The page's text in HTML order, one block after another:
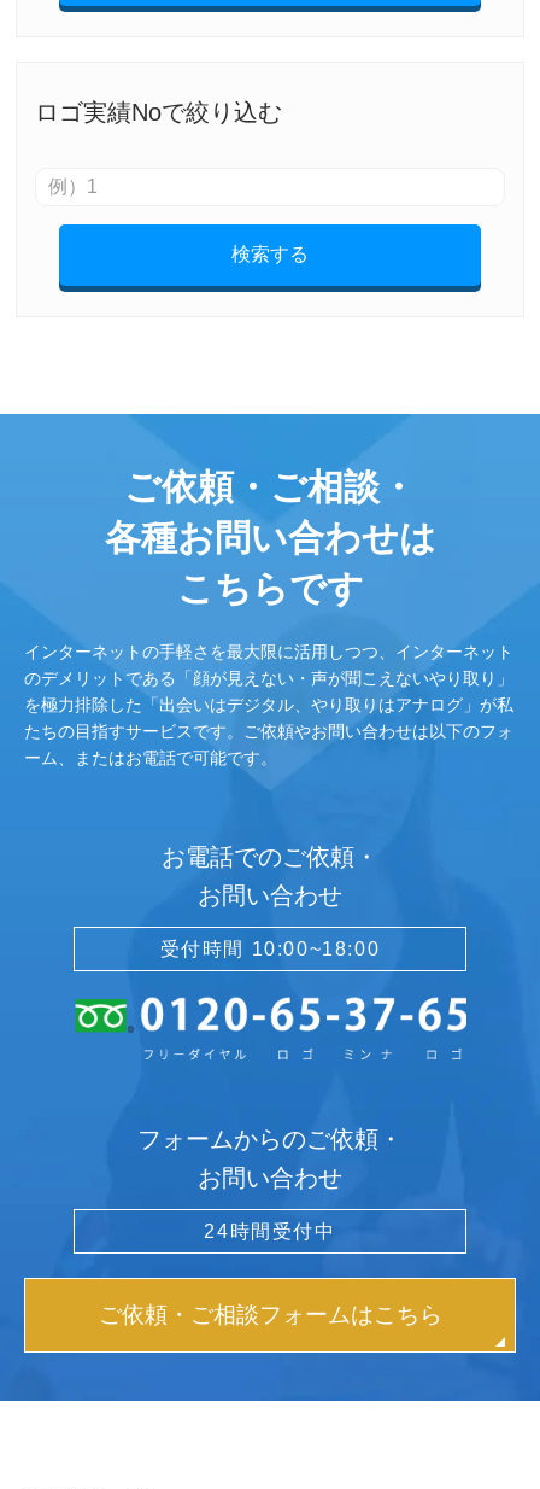
ロゴ実績Noで絞り込む
検索する
ご依頼・ご相談・
各種お問い合わせは
こちらです
インターネットの手軽さを最大限に活用しつつ、インターネット
のデメリットである「顔が見えない・声が聞こえないやり取り」
を極力排除した「出会いはデジタル、やり取りはアナログ」が私
たちの目指すサービスです。ご依頼やお問い合わせは以下のフォ
ーム、またはお電話で可能です。
お電話でのご依頼・
お問い合わせ
受付時間 10:00~18:00
フォームからのご依頼・
お問い合わせ
24時間受付中
ご依頼・ご相談フォームはこちら